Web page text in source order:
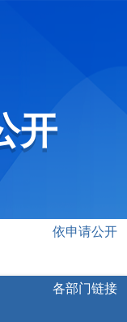
开
依申请公开
各部门链接